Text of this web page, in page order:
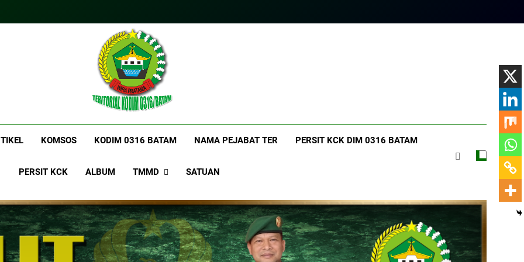
KOMSOS KODIM 0316 BATAM NAMA PEJABAT TER PERSIT KCK DIM 0316 BATAM
PERSIT KCK ALBUM TMMD SATUAN